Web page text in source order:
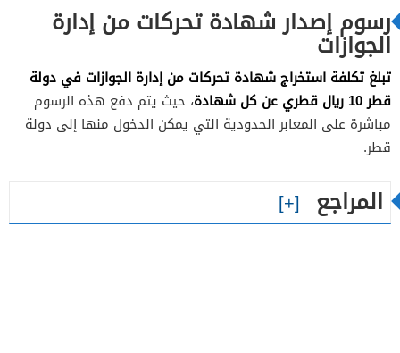
رسوم إصدار شهادة تحركات من إدارة
الجوازات
تبلغ تكلفة استخراج شهادة تحركات من إدارة الجوازات في دولة
قطر 10 ريال قطري عن كل شهادة
، حيث يتم دفع هذه الرسوم
مباشرة على المعابر الحدودية التي يمكن الدخول منها إلى دولة
قطر.
المراجع